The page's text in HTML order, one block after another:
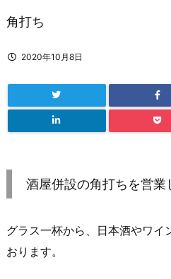
角打ち
2020年10月8日
酒屋併設の角打ちを営業
グラス一杯から、日本酒やワイ
おります。